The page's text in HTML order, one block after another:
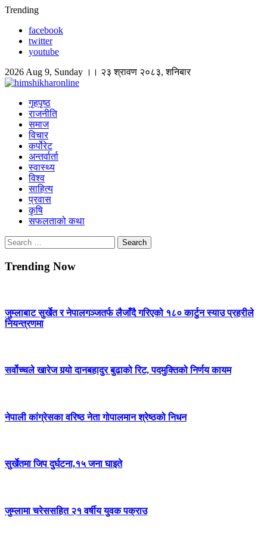
Skip
content
Trending
facebook
twitter
youtube
2026 Aug 9, Sunday ।। २३ श्रावण २०८३, शनिबार
Himshikhar Online
गृहपृष्ठ
राजनीति
समाज
विचार
कर्पोरेट
अन्तर्वार्ता
स्वास्थ्य
विश्व
साहित्य
प्रवास
कृषि
सफलताको कथा
Search
for:
Trending Now
जुम्लाबाट सुर्खेत र नेपालगञ्जतर्फ लैजाँदै गरिएको १८० कार्टुन स्याउ प्रहरीले
नियन्त्रणमा
सर्वोच्चले खारेज गर्‍यो दानबहादुर बुढाको रिट, पदमुक्तिको निर्णय कायम
नेपाली कांग्रेसका वरिष्ठ नेता गोपालमान श्रेष्ठको निधन
सुर्खेतमा जिप दुर्घटना,१५ जना घाइते
जुम्लामा चरेससहित २१ वर्षीय युवक पक्राउ